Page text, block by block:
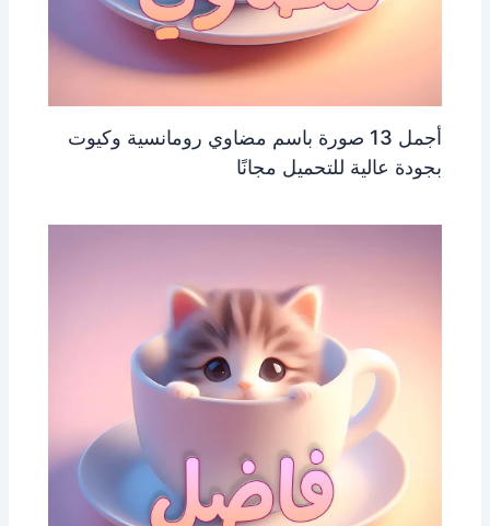
أجمل 13 صورة باسم مضاوي رومانسية وكيوت
بجودة عالية للتحميل مجانًا